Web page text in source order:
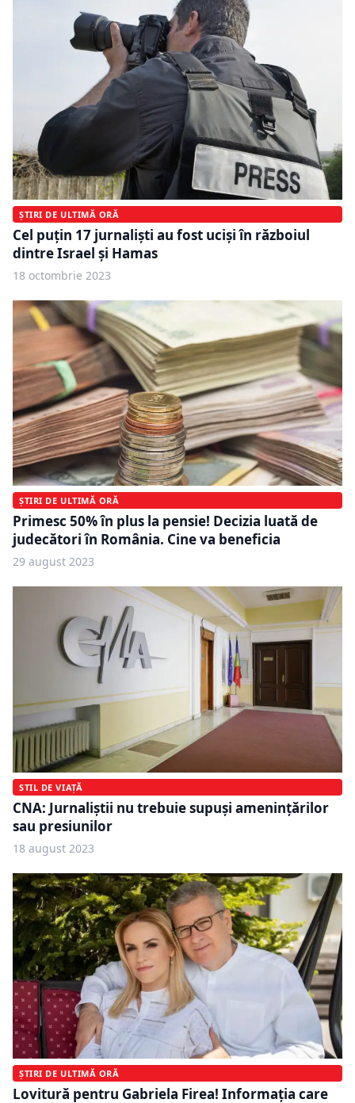
ȘTIRI DE ULTIMĂ ORĂ
Cel puțin 17 jurnaliști au fost uciși în războiul
dintre Israel și Hamas
18 octombrie 2023
ȘTIRI DE ULTIMĂ ORĂ
Primesc 50% în plus la pensie! Decizia luată de
judecători în România. Cine va beneficia
29 august 2023
STIL DE VIAȚĂ
CNA: Jurnaliștii nu trebuie supuși amenințărilor
sau presiunilor
18 august 2023
ȘTIRI DE ULTIMĂ ORĂ
Lovitură pentru Gabriela Firea! Informaţia care